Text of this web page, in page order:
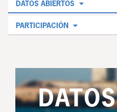
DATOS ABIERTOS
PARTICIPACIÓN
DATOS